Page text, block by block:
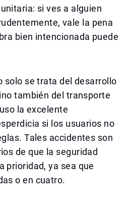
si ves a alguien
vale la pena
bien intencionada puede
solo se trata del desarrollo
también del transporte
la excelente
si los usuarios no
Tales accidentes son
de que la seguridad
prioridad, ya sea que
o en cuatro.